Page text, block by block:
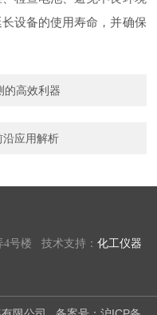
设备的使用寿命，并确保
的高效利器
沿应用解析
4号楼 技术支持：化工仪器